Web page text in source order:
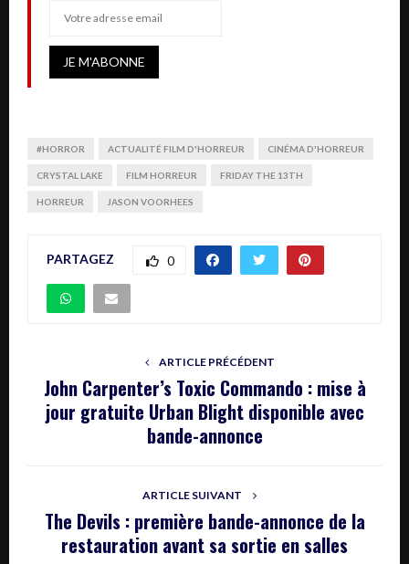
#HORROR ACTUALITÉ FILM D'HORREUR CINÉMA D'HORREUR
CRYSTAL LAKE FILM HORREUR FRIDAY THE 13TH
HORREUR JASON VOORHEES
PARTAGEZ 0
ARTICLE PRÉCÉDENT
John Carpenter’s Toxic Commando : mise à
jour gratuite Urban Blight disponible avec
bande-annonce
ARTICLE SUIVANT
The Devils : première bande-annonce de la
restauration avant sa sortie en salles